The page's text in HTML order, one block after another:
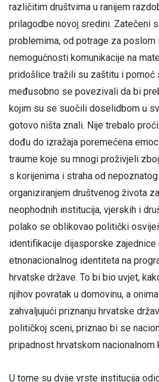
različitim društvima u ranijem
prilagodbe novoj sredini. Zatečeni
problemima, od potrage za poslom
nemogućnosti komunikacije na
pridošlice tražili su zaštitu i pomoć
međusobno se povezivali da bi
kojim su se suočili doselidbom u
gotovo ništa znali. Nije trebalo
dođu do izražaja poremećena
traume koje su mnogi proživjeli
s korijenima i straha od
organiziranjem društvenog života
neophodnih institucija, vjerskih i
polako se oblikovao politički
identifikacije dijasporske zajednice
etnonacionalnog identiteta na
hrvatske države. To bi bio uvjet,
njihov povratak u domovinu, a
zahvaljujući priznanju hrvatske
političkoj sceni, priznao bi se
pripadnost hrvatskom nacionalnom
U tome su dvije vrste institucija